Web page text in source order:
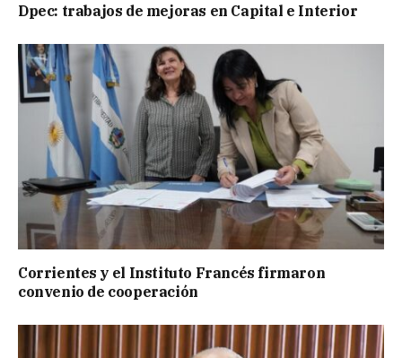
Dpec: trabajos de mejoras en Capital e Interior
Corrientes y el Instituto Francés firmaron
convenio de cooperación